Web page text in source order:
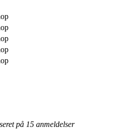
på 15 anmeldelser